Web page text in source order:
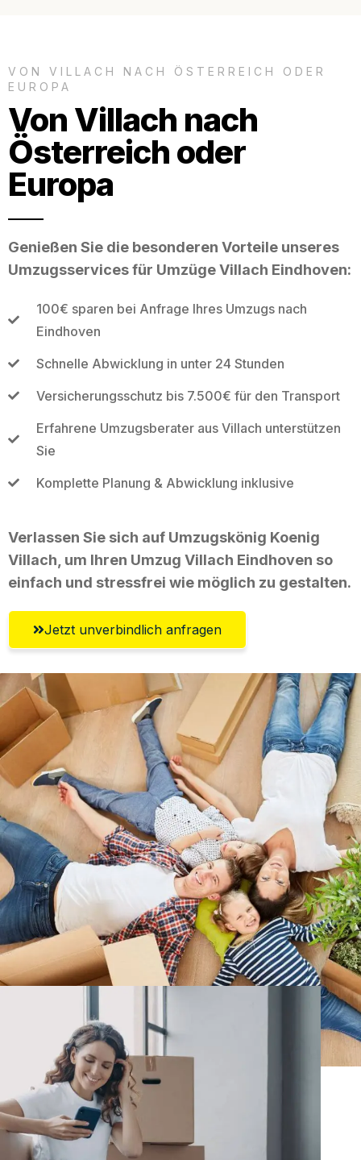
VON VILLACH NACH ÖSTERREICH ODER
EUROPA
Von Villach nach
Österreich oder
Europa
Genießen Sie die besonderen Vorteile unseres
Umzugsservices für Umzüge Villach Eindhoven:
100€ sparen bei Anfrage Ihres Umzugs nach
Eindhoven
Schnelle Abwicklung in unter 24 Stunden
Versicherungsschutz bis 7.500€ für den Transport
Erfahrene Umzugsberater aus Villach unterstützen
Sie
Komplette Planung & Abwicklung inklusive
Verlassen Sie sich auf Umzugskönig Koenig
Villach, um Ihren Umzug Villach Eindhoven so
einfach und stressfrei wie möglich zu gestalten.
Jetzt unverbindlich anfragen